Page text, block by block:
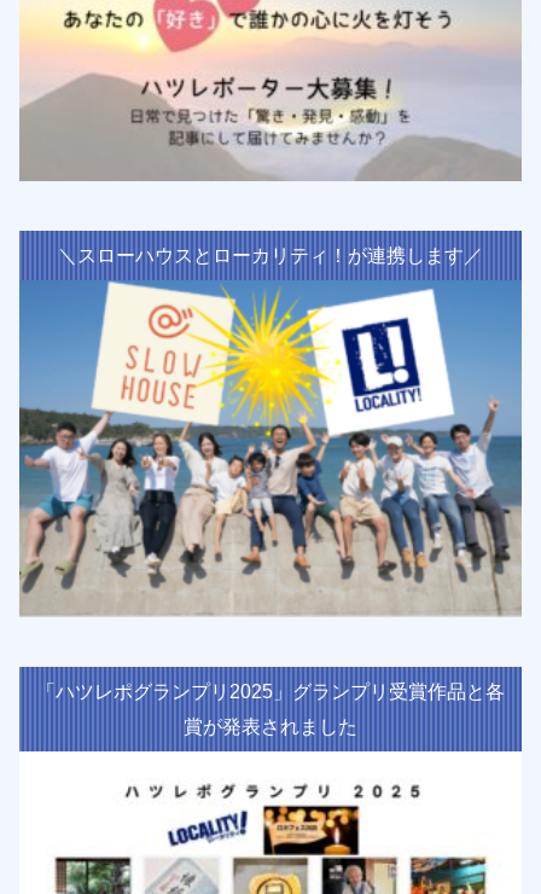
＼スローハウスとローカリティ！が連携します／
「ハツレポグランプリ2025」グランプリ受賞作品と各
賞が発表されました